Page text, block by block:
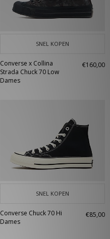
SNEL KOPEN
Converse x Collina
Strada Chuck 70 Low
Dames
€160,00
SNEL KOPEN
Converse Chuck 70 Hi
Dames
€85,00